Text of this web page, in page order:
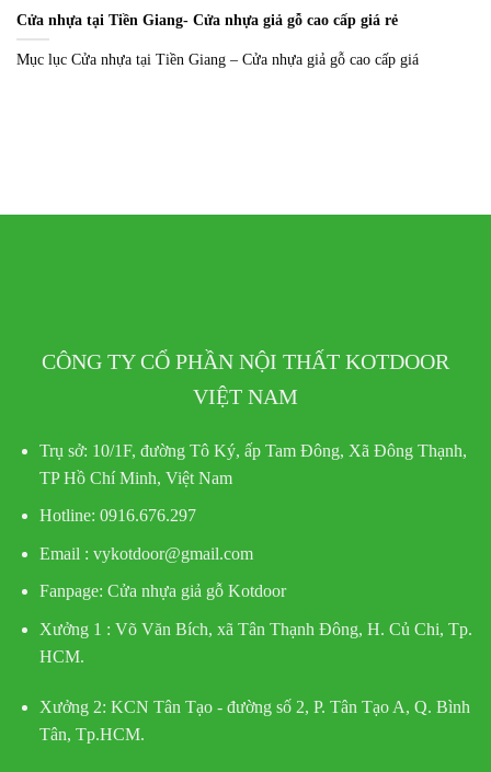
Cửa nhựa tại Tiền Giang- Cửa nhựa giả gỗ cao cấp giá rẻ
Mục lục Cửa nhựa tại Tiền Giang – Cửa nhựa giả gỗ cao cấp giá
CÔNG TY CỔ PHẦN NỘI THẤT KOTDOOR
VIỆT NAM
Trụ sở: 10/1F, đường Tô Ký, ấp Tam Đông, Xã Đông Thạnh,
TP Hồ Chí Minh, Việt Nam
Hotline: 0916.676.297
Email : vykotdoor@gmail.com
Fanpage: Cửa nhựa giả gỗ Kotdoor
Xưởng 1 : Võ Văn Bích, xã Tân Thạnh Đông, H. Củ Chi, Tp.
HCM.
Xưởng 2: KCN Tân Tạo - đường số 2, P. Tân Tạo A, Q. Bình
Tân, Tp.HCM.